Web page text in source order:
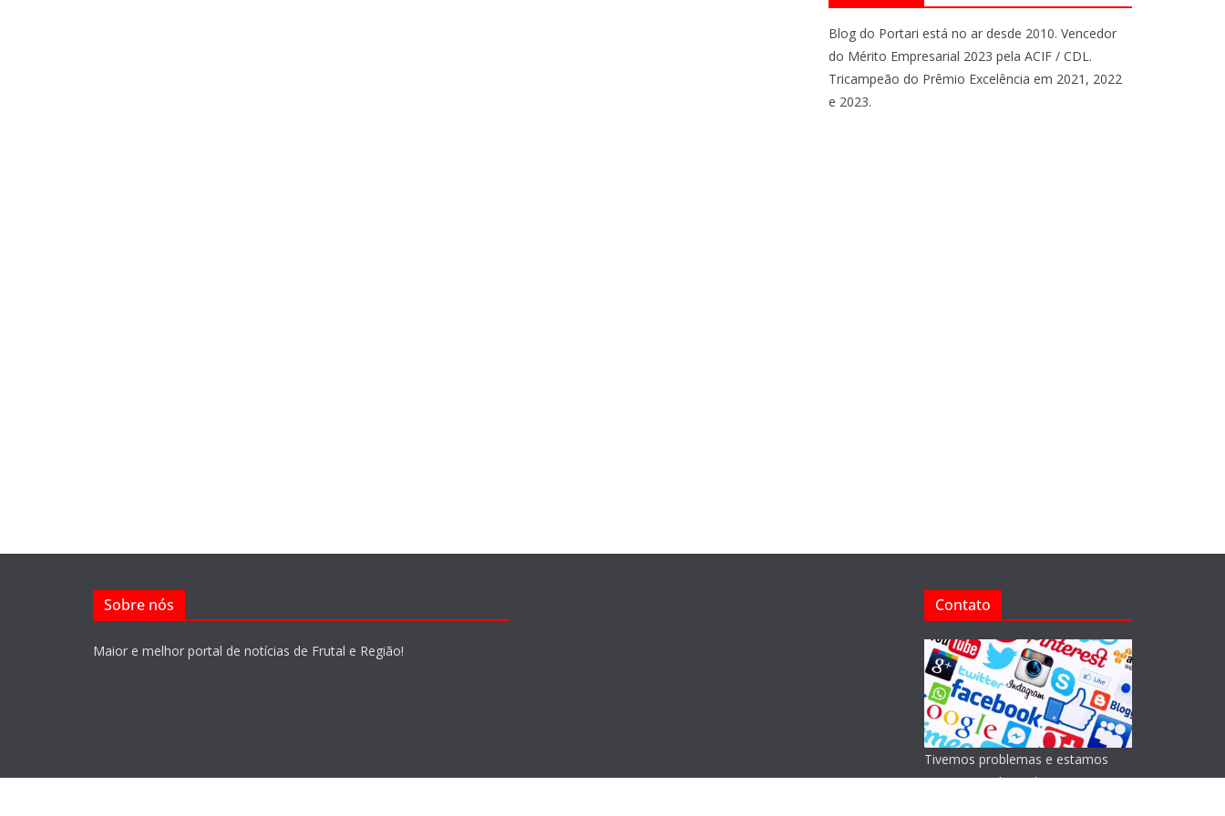
Blog do Portari está no ar desde 2010. Vencedor
do Mérito Empresarial 2023 pela ACIF / CDL.
Tricampeão do Prêmio Excelência em 2021, 2022
e 2023.
Sobre nós
Maior e melhor portal de notícias de Frutal e Região!
Contato
Tivemos problemas e estamos
reorganizando o Blog!